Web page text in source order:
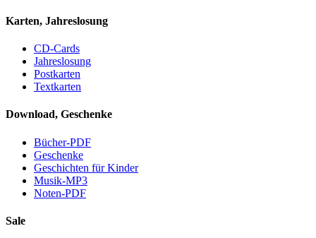
Karten, Jahreslosung
CD-Cards
Jahreslosung
Postkarten
Textkarten
Download, Geschenke
Bücher-PDF
Geschenke
Geschichten für Kinder
Musik-MP3
Noten-PDF
Sale